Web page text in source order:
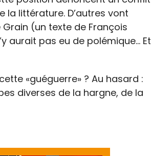
la littérature. D’autres vont
Grain (un texte de François
aurait pas eu de polémique… Et
«guéguerre» ? Au hasard :
diverses de la hargne, de la